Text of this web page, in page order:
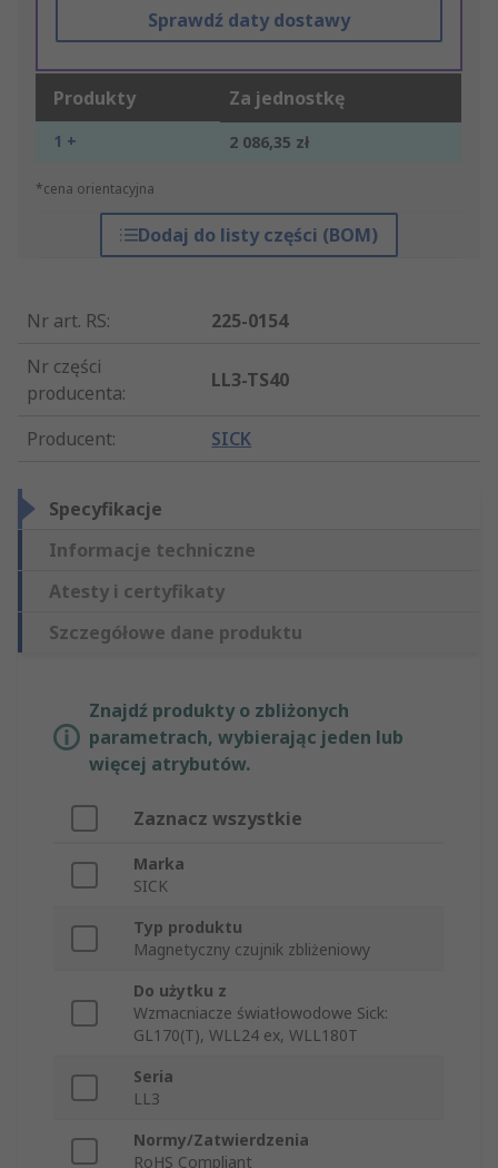
Sprawdź daty dostawy
Produkty Za jednostkę
1 + 2 086,35 zł
*cena orientacyjna
Dodaj do listy części (BOM)
Nr art. RS:
225-0154
Nr części
producenta:
LL3-TS40
Producent: SICK
Specyfikacje
Informacje techniczne
Atesty i certyfikaty
Szczegółowe dane produktu
Znajdź produkty o zbliżonych
parametrach, wybierając jeden lub
więcej atrybutów.
Zaznacz wszystkie
Marka
SICK
Typ produktu
Magnetyczny czujnik zbliżeniowy
Do użytku z
Wzmacniacze światłowodowe Sick:
GL170(T), WLL24 ex, WLL180T
Seria
LL3
Normy/Zatwierdzenia
RoHS Compliant